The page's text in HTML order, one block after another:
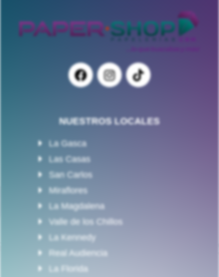
NUESTROS LOCALES
La Gasca
Las Casas
San Carlos
Miraflores
La Magdalena
Valle de los Chillos
La Kennedy
Real Audiencia
La Florida